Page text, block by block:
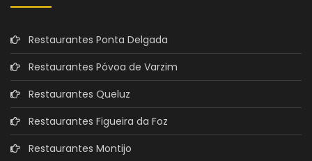
Restaurantes Ponta Delgada
Restaurantes Póvoa de Varzim
Restaurantes Queluz
Restaurantes Figueira da Foz
Restaurantes Montijo